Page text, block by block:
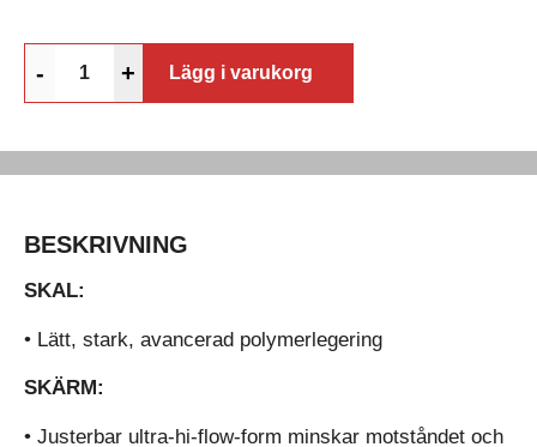
- + Lägg i varukorg
BESKRIVNING
SKAL:
• Lätt, stark, avancerad polymerlegering
SKÄRM:
• Justerbar ultra-hi-flow-form minskar motståndet och